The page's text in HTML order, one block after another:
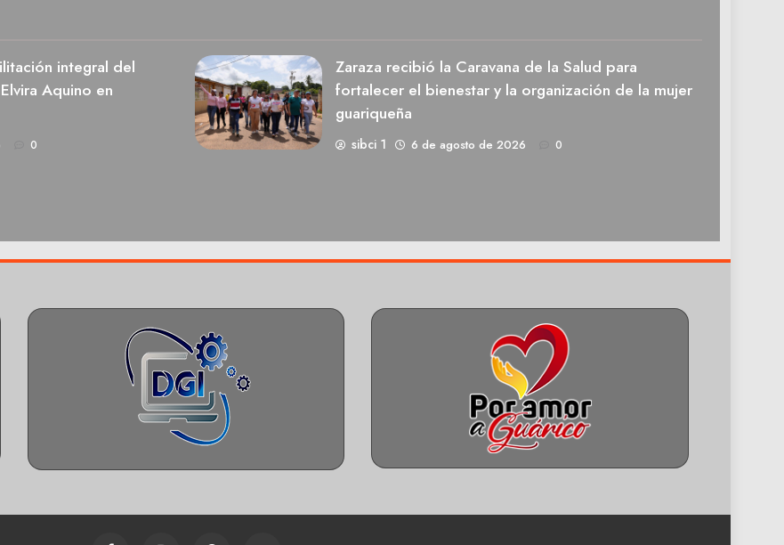
integral del
Aquino en
0
Zaraza recibió la Caravana de la Salud para
fortalecer el bienestar y la organización de la mujer
guariqueña
sibci 1 6 de agosto de 2026 0